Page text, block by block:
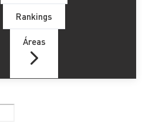
Rankings
Áreas